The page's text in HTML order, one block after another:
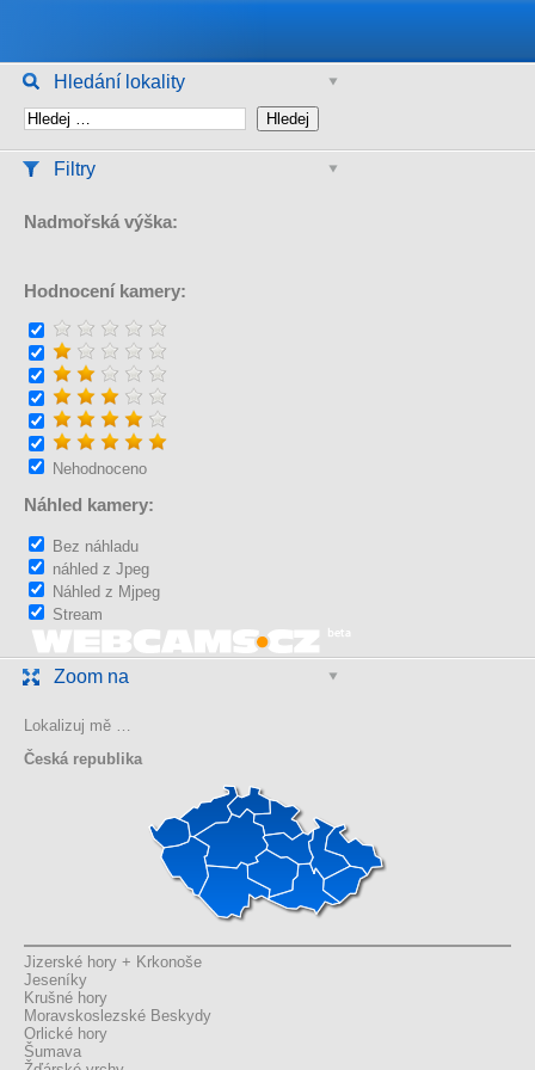
Hledání lokality
Filtry
Nadmořská výška:
Hodnocení kamery:
Nehodnoceno
Náhled kamery:
Bez náhladu
náhled z Jpeg
Náhled z Mjpeg
Stream
Zoom na
Lokalizuj mě …
Česká republika
Jizerské hory + Krkonoše
Jeseníky
Krušné hory
Moravskoslezské Beskydy
Orlické hory
Šumava